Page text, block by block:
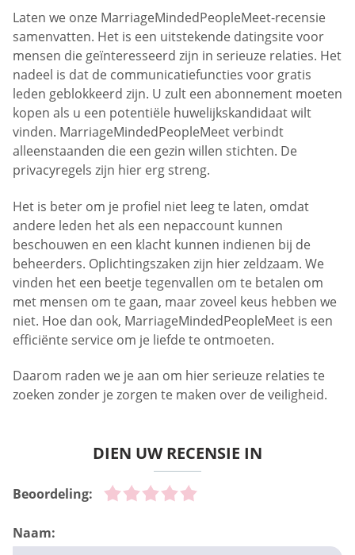
Laten we onze MarriageMindedPeopleMeet-recensie
samenvatten. Het is een uitstekende datingsite voor
mensen die geïnteresseerd zijn in serieuze relaties. Het
nadeel is dat de communicatiefuncties voor gratis
leden geblokkeerd zijn. U zult een abonnement moeten
kopen als u een potentiële huwelijkskandidaat wilt
vinden. MarriageMindedPeopleMeet verbindt
alleenstaanden die een gezin willen stichten. De
privacyregels zijn hier erg streng.
Het is beter om je profiel niet leeg te laten, omdat
andere leden het als een nepaccount kunnen
beschouwen en een klacht kunnen indienen bij de
beheerders. Oplichtingszaken zijn hier zeldzaam. We
vinden het een beetje tegenvallen om te betalen om
met mensen om te gaan, maar zoveel keus hebben we
niet. Hoe dan ook, MarriageMindedPeopleMeet is een
efficiënte service om je liefde te ontmoeten.
Daarom raden we je aan om hier serieuze relaties te
zoeken zonder je zorgen te maken over de veiligheid.
DIEN UW RECENSIE IN
Beoordeling:
Naam: